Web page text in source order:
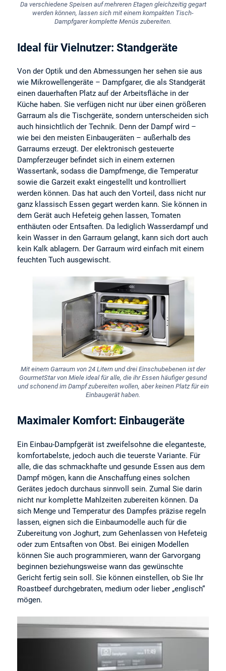
Da verschiedene Speisen auf mehreren Etagen gleichzeitig gegart
werden können, lassen sich mit einem kompakten Tisch-
Dampfgarer komplette Menüs zubereiten.
Ideal für Vielnutzer: Standgeräte
Von der Optik und den Abmessungen her sehen sie aus
wie Mikrowellengeräte – Dampfgarer, die als Standgerät
einen dauerhaften Platz auf der Arbeitsfläche in der
Küche haben. Sie verfügen nicht nur über einen größeren
Garraum als die Tischgeräte, sondern unterscheiden sich
auch hinsichtlich der Technik. Denn der Dampf wird –
wie bei den meisten Einbaugeräten – außerhalb des
Garraums erzeugt. Der elektronisch gesteuerte
Dampferzeuger befindet sich in einem externen
Wassertank, sodass die Dampfmenge, die Temperatur
sowie die Garzeit exakt eingestellt und kontrolliert
werden können. Das hat auch den Vorteil, dass nicht nur
ganz klassisch Essen gegart werden kann. Sie können in
dem Gerät auch Hefeteig gehen lassen, Tomaten
enthäuten oder Entsaften. Da lediglich Wasserdampf und
kein Wasser in den Garraum gelangt, kann sich dort auch
kein Kalk ablagern. Der Garraum wird einfach mit einem
feuchten Tuch ausgewischt.
Mit einem Garraum von 24 Litern und drei Einschubebenen ist der
GourmetStar von Miele ideal für alle, die ihr Essen häufiger gesund
und schonend im Dampf zubereiten wollen, aber keinen Platz für ein
Einbaugerät haben.
Maximaler Komfort: Einbaugeräte
Ein Einbau-Dampfgerät ist zweifelsohne die eleganteste,
komfortabelste, jedoch auch die teuerste Variante. Für
alle, die das schmackhafte und gesunde Essen aus dem
Dampf mögen, kann die Anschaffung eines solchen
Gerätes jedoch durchaus sinnvoll sein. Zumal Sie darin
nicht nur komplette Mahlzeiten zubereiten können. Da
sich Menge und Temperatur des Dampfes präzise regeln
lassen, eignen sich die Einbaumodelle auch für die
Zubereitung von Joghurt, zum Gehenlassen von Hefeteig
oder zum Entsaften von Obst. Bei einigen Modellen
können Sie auch programmieren, wann der Garvorgang
beginnen beziehungsweise wann das gewünschte
Gericht fertig sein soll. Sie können einstellen, ob Sie Ihr
Roastbeef durchgebraten, medium oder lieber „englisch“
mögen.